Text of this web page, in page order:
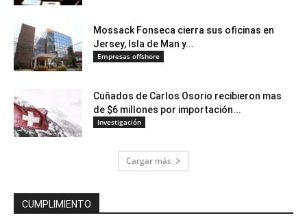
Mossack Fonseca cierra sus oficinas en
Jersey, Isla de Man y...
Empresas offshore
Cuñados de Carlos Osorio recibieron mas
de $6 millones por importación...
Investigación
Cargar más
CUMPLIMIENTO